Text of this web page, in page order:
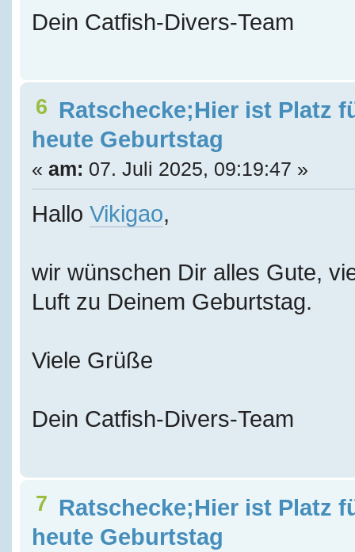
Dein Catfish-Divers-Team
6 Ratschecke;Hier ist Platz
heute Geburtstag
« am: 07. Juli 2025, 09:19:47 »
Hallo Vikigao,
wir wünschen Dir alles Gute,
Luft zu Deinem Geburtstag.
Viele Grüße
Dein Catfish-Divers-Team
7 Ratschecke;Hier ist Platz
heute Geburtstag